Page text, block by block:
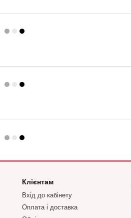
Клієнтам
Вхід до кабінету
Оплата і доставка